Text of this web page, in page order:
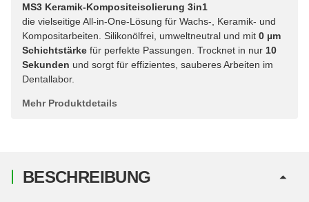
MS3 Keramik-Kompositeisolierung 3in1
die vielseitige All-in-One-Lösung für Wachs-, Keramik- und
Kompositarbeiten. Silikonölfrei, umweltneutral und mit 0 µm
Schichtstärke für perfekte Passungen. Trocknet in nur 10
Sekunden und sorgt für effizientes, sauberes Arbeiten im
Dentallabor.
Mehr Produktdetails
BESCHREIBUNG